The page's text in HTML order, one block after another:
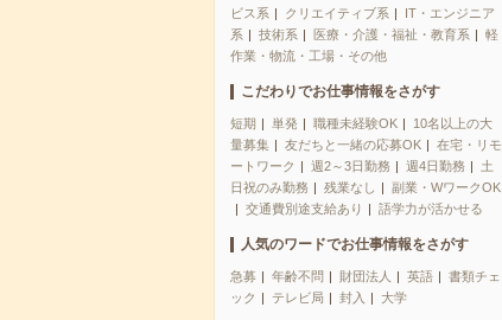
ビス系
クリエイティブ系
IT・エンジニア
系
技術系 医療・介護・福祉・教育系
軽
作業・物流・工場・その他
こだわりでお仕事情報をさがす
短期 単発 職種未経験OK
10名以上の大
量募集
友だちと一緒の応募OK
在宅・リモ
ートワーク
週2～3日勤務 週4日勤務
土
日祝のみ勤務
残業なし
副業・WワークOK
交通費別途支給あり
語学力が活かせる
人気のワードでお仕事情報をさがす
急募 年齢不問 財団法人 英語
書類チェ
ック
テレビ局 封入 大学